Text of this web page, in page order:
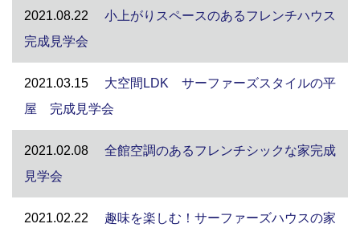
2021.08.22
小上がりスペースのあるフレンチハウス
完成見学会
2021.03.15
大空間LDK サーファーズスタイルの平
屋 完成見学会
2021.02.08
全館空調のあるフレンチシックな家完成
見学会
2021.02.22
趣味を楽しむ！サーファーズハウスの家